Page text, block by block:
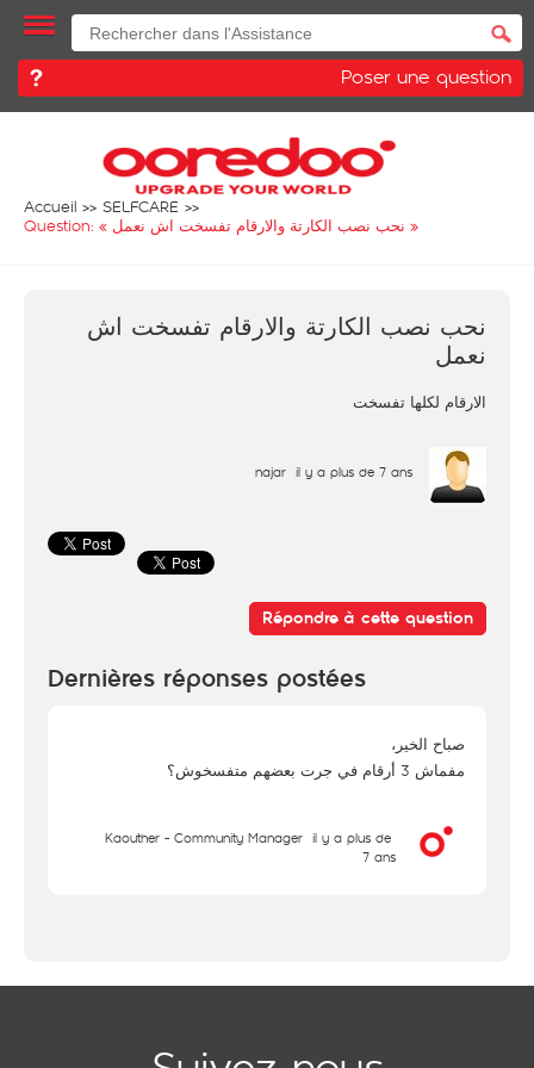
Poser une question
Accueil
SELFCARE
Question: « نحب نصب الكارتة والارقام تفسخت اش نعمل »
نحب نصب الكارتة والارقام تفسخت اش
نعمل
الارقام لكلها تفسخت
najar il y a plus de 7 ans
Répondre à cette question
Dernières réponses postées
صباح الخير،
مفماش 3 أرقام في جرت بعضهم متفسخوش؟
Kaouther - Community Manager il y a plus de
7 ans